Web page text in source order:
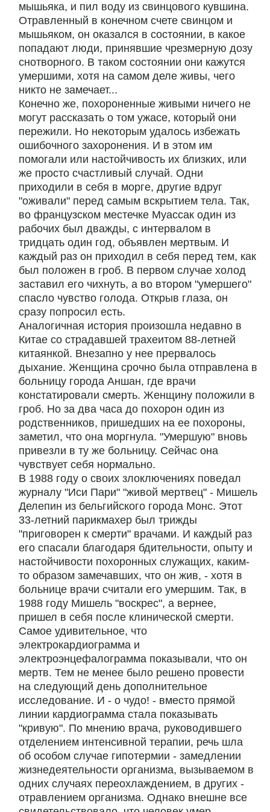
мышьяка, и пил воду из свинцового кувшина.
Отравленный в конечном счете свинцом и
мышьяком, он оказался в состоянии, в какое
попадают люди, принявшие чрезмерную дозу
снотворного. В таком состоянии они кажутся
умершими, хотя на самом деле живы, чего
никто не замечает...
Конечно же, похороненные живыми ничего не
могут рассказать о том ужасе, который они
пережили. Но некоторым удалось избежать
ошибочного захоронения. И в этом им
помогали или настойчивость их близких, или
же просто счастливый случай. Одни
приходили в себя в морге, другие вдруг
"оживали" перед самым вскрытием тела. Так,
во французском местечке Муассак один из
рабочих был дважды, с интервалом в
тридцать один год, объявлен мертвым. И
каждый раз он приходил в себя перед тем, как
был положен в гроб. В первом случае холод
заставил его чихнуть, а во втором "умершего"
спасло чувство голода. Открыв глаза, он
сразу попросил есть.
Аналогичная история произошла недавно в
Китае со страдавшей трахеитом 88-летней
китаянкой. Внезапно у нее прервалось
дыхание. Женщина срочно была отправлена в
больницу города Аншан, где врачи
констатировали смерть. Женщину положили в
гроб. Но за два часа до похорон один из
родственников, пришедших на ее похороны,
заметил, что она моргнула. "Умершую" вновь
привезли в ту же больницу. Сейчас она
чувствует себя нормально.
В 1988 году о своих злоключениях поведал
журналу "Иси Пари" "живой мертвец" - Мишель
Делепин из бельгийского города Монс. Этот
33-летний парикмахер был трижды
"приговорен к смерти" врачами. И каждый раз
его спасали благодаря бдительности, опыту и
настойчивости похоронных служащих, каким-
то образом замечавших, что он жив, - хотя в
больнице врачи считали его умершим. Так, в
1988 году Мишель "воскрес", а вернее,
пришел в себя после клинической смерти.
Самое удивительное, что
электрокардиограмма и
электроэнцефалограмма показывали, что он
мертв. Тем не менее было решено провести
на следующий день дополнительное
исследование. И - о чудо! - вместо прямой
линии кардиограмма стала показывать
"кривую". По мнению врача, руководившего
отделением интенсивной терапии, речь шла
об особом случае гипотермии - замедлении
жизнедеятельности организма, вызываемом в
одних случаях переохлаждением, в других -
отравлением организма. Однако внешне все